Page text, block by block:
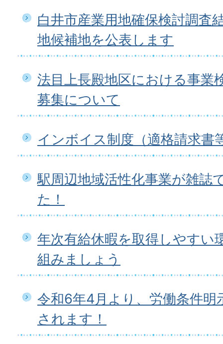
白井市産業用地確保検討調査
地候補地を公表します
法目上長殿地区における事業
募集について
インボイス制度（適格請求書
駅周辺地域活性化事業が雑誌
た！
年次有給休暇を取得しやすい
組みましょう
令和6年4月より、労働条件明
されます！